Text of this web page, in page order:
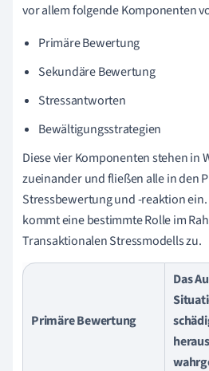
vor allem folgende Komponenten
Primäre Bewertung
Sekundäre Bewertung
Stressantworten
Bewältigungsstrategien
Diese vier Komponenten stehen in
zueinander und fließen alle in den
Stressbewertung und -reaktion
kommt eine bestimmte Rolle im
Transaktionalen Stressmodells zu.
Primäre Bewertung
Das